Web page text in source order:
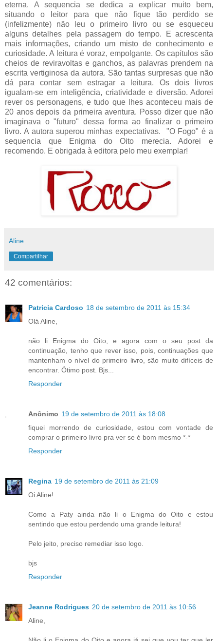
eterna. A sequencia se dedica a explicar muito bem,
situando o leitor para que não fique tão perdido se
(infelizmente) não leu o primeiro livro ou se esqueceu
alguns detalhes pela passagem do tempo. E acrescenta
mais informações, criando um misto de conhecimento e
curiosidade. A leitura é voraz, empolgante. Os capítulos são
cheios de reviravoltas e ganchos, as palavras prendem na
escrita vertiginosa da autora. São tantas surpresas que não
dá para contar sem estragar a leitura. Os dois livros
igualam-se em inteligência, criatividade e diversão. Adorei
rever os personagens, e tudo que lhes aconteceu mais de
20 anos depois da primeira aventura. Posso dizer que não
imaginava o "futuro" dessa forma ao finalizar o primeiro
livro. A autora superou minhas expectativas. "O Fogo" é a
sequencia que Enigma do Oito merecia. Adorei e
recomendo. E obrigada à editora pelo meu exemplar!
Aline
Compartilhar
42 comentários:
Patricia Cardoso 18 de setembro de 2011 às 15:34
Olá Aline,
não li Enigma do Oito, e agora com o seu post da
continuação, tenho que rever isso, pois, continuações que
mantenham o nível do primeiro livro, são muito difíceis de
encontrar. Ótimo post. Bjs...
Responder
Anônimo 19 de setembro de 2011 às 18:08
fiquei morrendo de curiosidade, estou com vontade de
comprar o primeiro livro pra ver se é bom mesmo *-*
Responder
Regina 19 de setembro de 2011 às 21:09
Oi Aline!
Como a Paty ainda não li o Enigma do Oito e estou
sentindo que estou perdendo uma grande leitura!
Pelo jeito, preciso remediar isso logo.
bjs
Responder
Jeanne Rodrigues 20 de setembro de 2011 às 10:56
Aline,